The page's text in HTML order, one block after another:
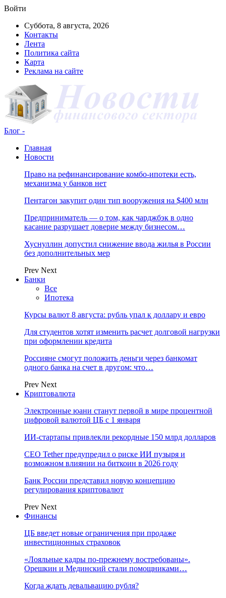
Войти
Суббота, 8 августа, 2026
Контакты
Лента
Политика сайта
Карта
Реклама на сайте
Блог -
Главная
Новости
Право на рефинансирование комбо-ипотеки есть,
механизма у банков нет
Пентагон закупит один тип вооружения на $400 млн
Предприниматель — о том, как чарджбэк в одно
касание разрушает доверие между бизнесом…
Хуснуллин допустил снижение ввода жилья в России
без дополнительных мер
Prev Next
Банки
Все
Ипотека
Курсы валют 8 августа: рубль упал к доллару и евро
Для студентов хотят изменить расчет долговой нагрузки
при оформлении кредита
Россияне смогут положить деньги через банкомат
одного банка на счет в другом: что…
Prev Next
Криптовалюта
Электронные юани станут первой в мире процентной
цифровой валютой ЦБ с 1 января
ИИ-стартапы привлекли рекордные 150 млрд долларов
CEO Tether предупредил о риске ИИ пузыря и
возможном влиянии на биткоин в 2026 году
Банк России представил новую концепцию
регулирования криптовалют
Prev Next
Финансы
ЦБ введет новые ограничения при продаже
инвестиционных страховок
«Лояльные кадры по-прежнему востребованы».
Орешкин и Мединский стали помощниками…
Когда ждать девальвацию рубля?